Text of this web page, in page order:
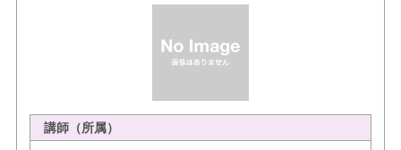
講師（所属）